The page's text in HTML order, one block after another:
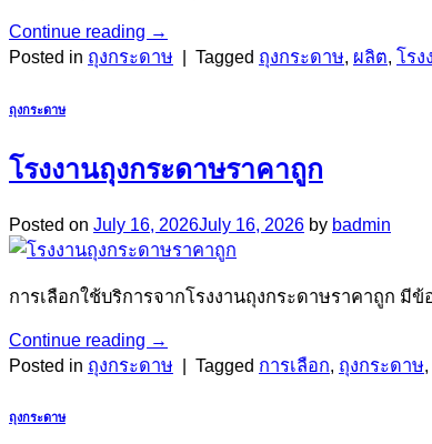
Continue reading →
Posted in ถุงกระดาษ | Tagged ถุงกระดาษ, ผลิต, โรง
ถุงกระดาษ
โรงงานถุงกระดาษราคาถูก
Posted on July 16, 2026July 16, 2026 by badmin
การเลือกใช้บริการจากโรงงานถุงกระดาษราคาถูก มี
Continue reading →
Posted in ถุงกระดาษ | Tagged การเลือก, ถุงกระดาษ,
ถุงกระดาษ